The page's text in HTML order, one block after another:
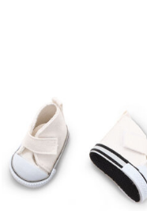
ZUM WARENKORB HINZUFÜGEN